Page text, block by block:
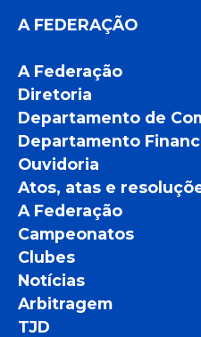
A FEDERAÇÃO
A Federação
Diretoria
Departamento de
Departamento
Ouvidoria
Atos, atas e
A Federação
Campeonatos
Clubes
Notícias
Arbitragem
TJD